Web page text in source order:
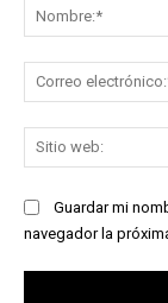
Guardar mi
navegador la